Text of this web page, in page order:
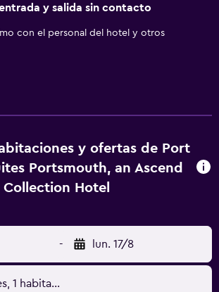
cama hipoalergénicos. Los servicios de
en este hotel incluyen piscina al aire
y salida sin contacto
con el personal del hotel y otros
y ofertas de Port
Portsmouth, an Ascend
Collection Hotel
- lun. 17/8
1 habitación